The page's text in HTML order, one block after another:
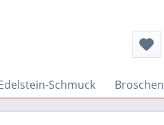
Schmuck Broschen